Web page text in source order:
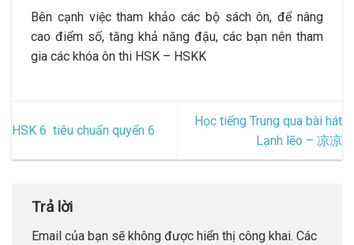
Bên cạnh việc tham khảo các bộ sách ôn, để nâng
cao điểm số, tăng khả năng đậu, các bạn nên tham
gia các khóa ôn thi HSK – HSKK
HSK 6 tiêu chuẩn quyển 6
Học tiếng Trung qua bài hát
Lạnh lẽo – 凉凉
Trả lời
Email của bạn sẽ không được hiển thị công khai. Các